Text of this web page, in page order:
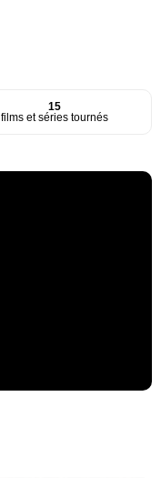
15
films et séries tournés